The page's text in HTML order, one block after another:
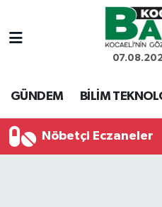
GÜNDEM BİLİM
Nöbetçi Eczaneler
Kocaeli Nöbetçi
Kocaeli Hava Durumu